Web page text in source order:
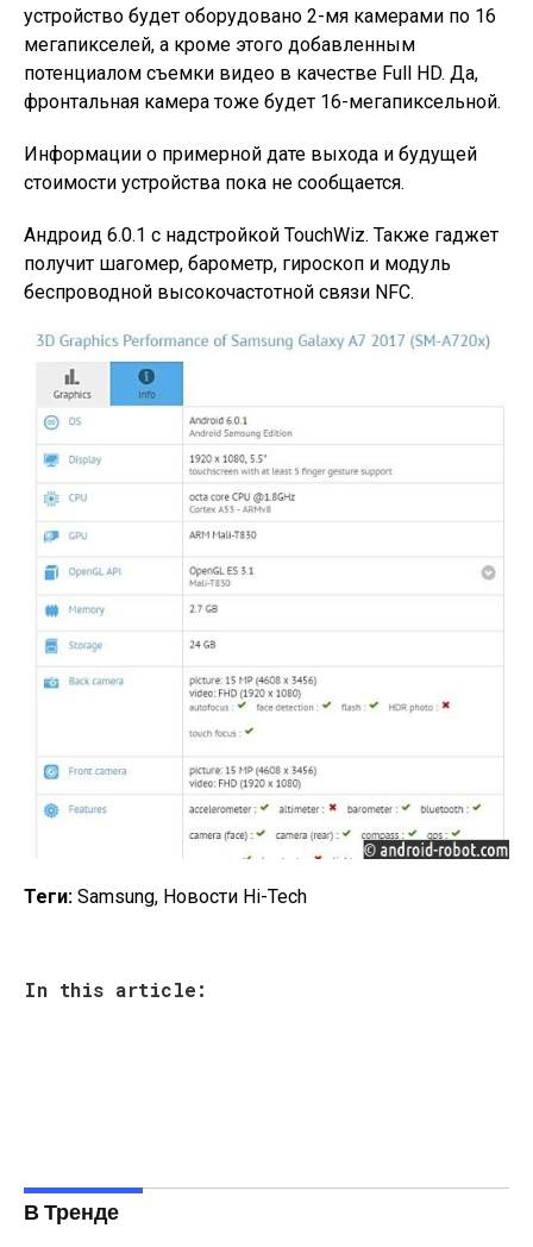
устройство будет оборудовано 2-мя камерами по 16
мегапикселей, а кроме этого добавленным
потенциалом съемки видео в качестве Full HD. Да,
фронтальная камера тоже будет 16-мегапиксельной.
Информации о примерной дате выхода и будущей
стоимости устройства пока не сообщается.
Андроид 6.0.1 с надстройкой TouchWiz. Также гаджет
получит шагомер, барометр, гироскоп и модуль
беспроводной высокочастотной связи NFC.
Теги: Samsung, Новости Hi-Tech
In this article:
В Тренде